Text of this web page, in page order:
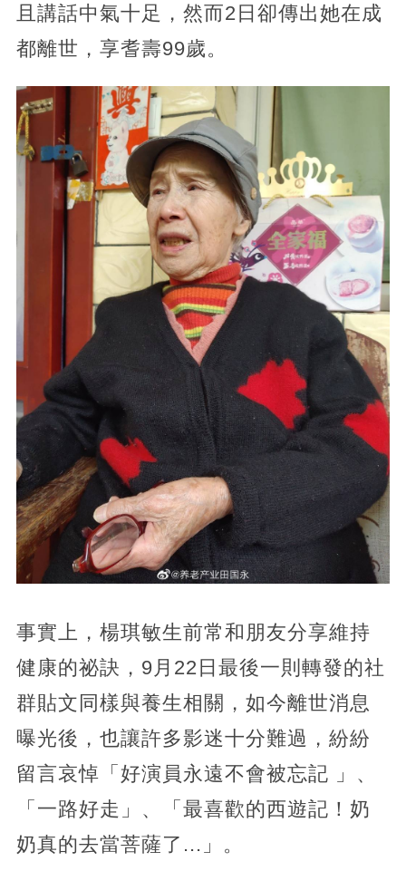
且講話中氣十足，然而2日卻傳出她在成
都離世，享耆壽99歲。
事實上，楊琪敏生前常和朋友分享維持
健康的祕訣，9月22日最後一則轉發的社
群貼文同樣與養生相關，如今離世消息
曝光後，也讓許多影迷十分難過，紛紛
留言哀悼「好演員永遠不會被忘記 」、
「一路好走」、「最喜歡的西遊記！奶
奶真的去當菩薩了...」。